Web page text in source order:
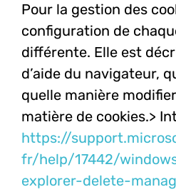
Pour la gestion des
configuration de
différente. Elle est
d’aide du navigateur,
quelle manière
matière de cookies.>
https://
fr/help/17442/
explorer-delete-